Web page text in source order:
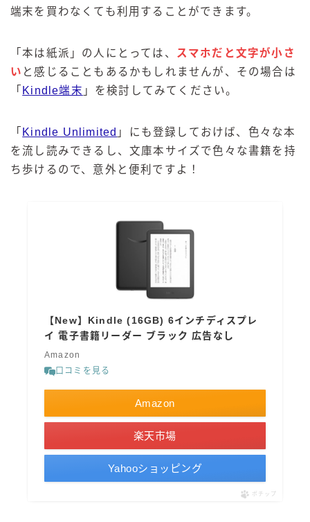
端末を買わなくても利用することができます。
「本は紙派」の人にとっては、 スマホだと文字が小さ
い と感じることもあるかもしれませんが、その場合は
「 Kindle端末 」を検討してみてください。
「 Kindle Unlimited 」にも登録しておけば、色々な本
を流し読みできるし、文庫本サイズで色々な書籍を持
ち歩けるので、意外と便利ですよ！
【New】Kindle (16GB) 6インチディスプレ
イ 電子書籍リーダー ブラック 広告なし
Amazon
口コミを見る
Amazon
楽天市場
Yahooショッピング
ポチップ